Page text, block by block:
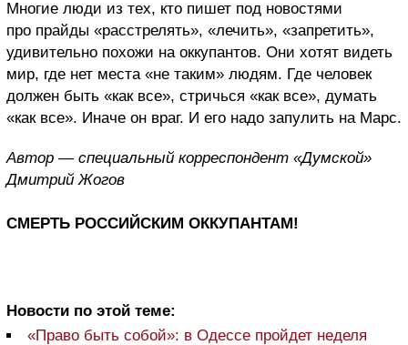
Многие люди из тех, кто пишет под новостями
про прайды «расстрелять», «лечить», «запретить»,
удивительно похожи на оккупантов. Они хотят видеть
мир, где нет места «не таким» людям. Где человек
должен быть «как все», стричься «как все», думать
«как все». Иначе он враг. И его надо запулить на Марс.
Автор — специальный корреспондент «Думской»
Дмитрий Жогов
СМЕРТЬ РОССИЙСКИМ ОККУПАНТАМ!
Новости по этой теме:
«Право быть собой»: в Одессе пройдет неделя